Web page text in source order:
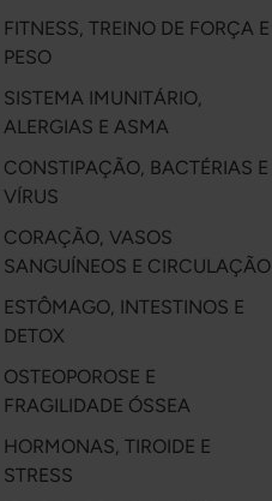
FITNESS, TREINO DE FORÇA E
PESO
SISTEMA IMUNITÁRIO,
ALERGIAS E ASMA
CONSTIPAÇÃO, BACTÉRIAS E
VÍRUS
CORAÇÃO, VASOS
SANGUÍNEOS E CIRCULAÇÃO
ESTÔMAGO, INTESTINOS E
DETOX
OSTEOPOROSE E
FRAGILIDADE ÓSSEA
HORMONAS, TIROIDE E
STRESS